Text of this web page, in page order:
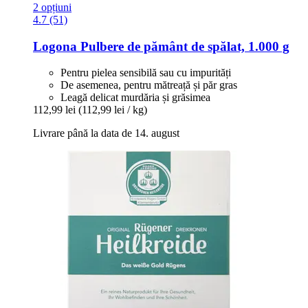
2 opțiuni
4.7 (51)
Logona Pulbere de pământ de spălat, 1.000 g
Pentru pielea sensibilă sau cu impurități
De asemenea, pentru mătreață și păr gras
Leagă delicat murdăria și grăsimea
112,99 lei (112,99 lei / kg)
Livrare până la data de 14. august